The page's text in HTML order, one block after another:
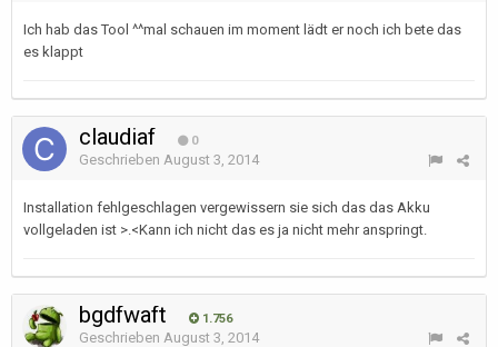
Ich hab das Tool ^^mal schauen im moment lädt er noch ich bete das
es klappt
claudiaf 0
Geschrieben August 3, 2014
Installation fehlgeschlagen vergewissern sie sich das das Akku
vollgeladen ist >.<Kann ich nicht das es ja nicht mehr anspringt.
bgdfwaft 1.756
Geschrieben August 3, 2014